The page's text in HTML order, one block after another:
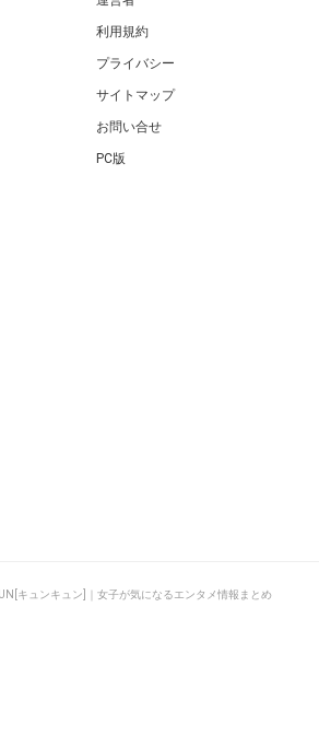
利用規約
プライバシー
サイトマップ
お問い合せ
PC版
キュンキュン]｜女子が気になるエンタメ情報まとめ